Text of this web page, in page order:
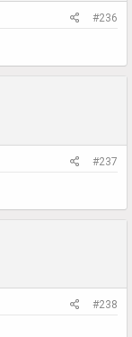
#236
#237
#238